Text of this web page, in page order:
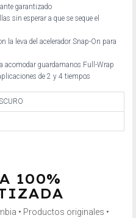
garantizado
sin esperar a que se seque el
la leva del acelerador Snap-On para
acomodar guardamanos Full-Wrap
de 2 y 4 tiempos
100%
• Productos originales •